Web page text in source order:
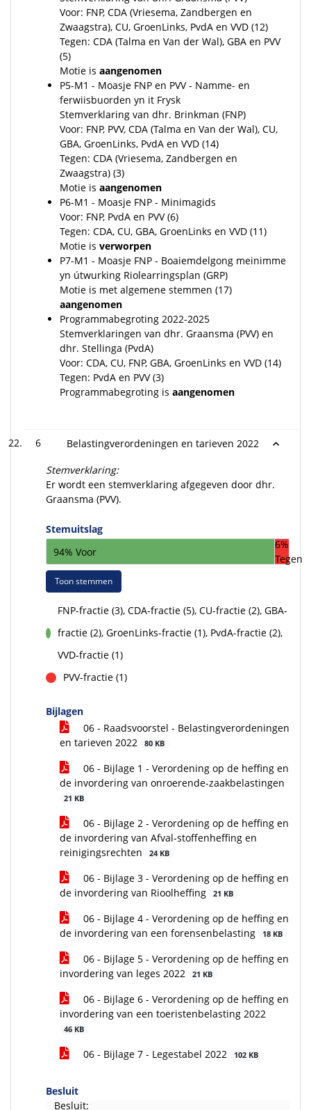
Voor: FNP, CDA (Vriesema, Zandbergen en
Zwaagstra), CU, GroenLinks, PvdA en VVD (12)
Tegen: CDA (Talma en Van der Wal), GBA en PVV
(5)
Motie is aangenomen
P5-M1 - Moasje FNP en PVV - Namme- en
ferwiisbuorden yn it Frysk
Stemverklaring van dhr. Brinkman (FNP)
Voor: FNP, PVV, CDA (Talma en Van der Wal), CU,
GBA, GroenLinks, PvdA en VVD (14)
Tegen: CDA (Vriesema, Zandbergen en
Zwaagstra) (3)
Motie is aangenomen
P6-M1 - Moasje FNP - Minimagids
Voor: FNP, PvdA en PVV (6)
Tegen: CDA, CU, GBA, GroenLinks en VVD (11)
Motie is verworpen
P7-M1 - Moasje FNP - Boaiemdelgong meinimme
yn útwurking Riolearringsplan (GRP)
Motie is met algemene stemmen (17)
aangenomen
Programmabegroting 2022-2025
Stemverklaringen van dhr. Graansma (PVV) en
dhr. Stellinga (PvdA)
Voor: CDA, CU, FNP, GBA, GroenLinks en VVD (14)
Tegen: PvdA en PVV (3)
Programmabegroting is aangenomen
6
Belastingverordeningen en tarieven 2022
Stemverklaring:
Er wordt een stemverklaring afgegeven door dhr.
Graansma (PVV).
Stemuitslag
94% Voor
6%
Tegen
Toon stemmen
voor
FNP-fractie (3), CDA-fractie (5), CU-fractie (2), GBA-
fractie (2), GroenLinks-fractie (1), PvdA-fractie (2),
VVD-fractie (1)
tegen
PVV-fractie (1)
Bijlagen
06 - Raadsvoorstel - Belastingverordeningen
en tarieven 2022
80 KB
06 - Bijlage 1 - Verordening op de heffing en
de invordering van onroerende-zaakbelastingen
21 KB
06 - Bijlage 2 - Verordening op de heffing en
de invordering van Afval-stoffenheffing en
reinigingsrechten
24 KB
06 - Bijlage 3 - Verordening op de heffing en
de invordering van Rioolheffing
21 KB
06 - Bijlage 4 - Verordening op de heffing en
de invordering van een forensenbelasting
18 KB
06 - Bijlage 5 - Verordening op de heffing en
invordering van leges 2022
21 KB
06 - Bijlage 6 - Verordening op de heffing en
invordering van een toeristenbelasting 2022
46 KB
06 - Bijlage 7 - Legestabel 2022 102 KB
Besluit
Besluit: